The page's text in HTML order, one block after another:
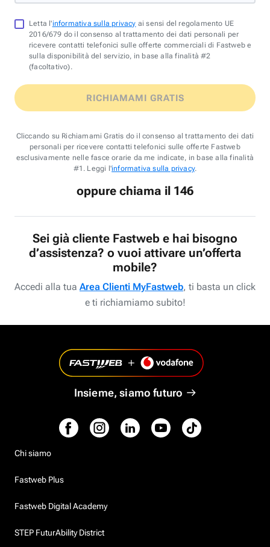
Letta l'informativa sulla privacy ai sensi del regolamento UE
2016/679 do il consenso al trattamento dei dati personali per
ricevere contatti telefonici sulle offerte commerciali di Fastweb e
sulla disponibilità del servizio, in base alla finalità #2
(facoltativo).
RICHIAMAMI GRATIS
Cliccando su Richiamami Gratis do il consenso al trattamento dei dati
personali per ricevere contatti telefonici sulle offerte Fastweb
esclusivamente nelle fasce orarie da me indicate, in base alla finalità
#1. Leggi l'informativa sulla privacy.
oppure chiama il 146
Sei già cliente Fastweb e hai bisogno
d’assistenza? o vuoi attivare un’offerta
mobile?
Accedi alla tua Area Clienti MyFastweb, ti basta un click
e ti richiamiamo subito!
Insieme, siamo futuro
Chi siamo
Fastweb Plus
Fastweb Digital Academy
STEP FuturAbility District